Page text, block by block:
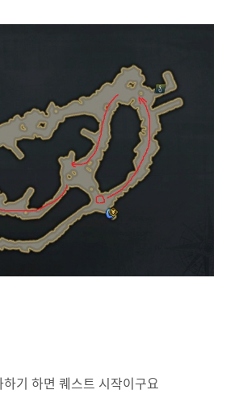
기 하면 퀘스트 시작이구요